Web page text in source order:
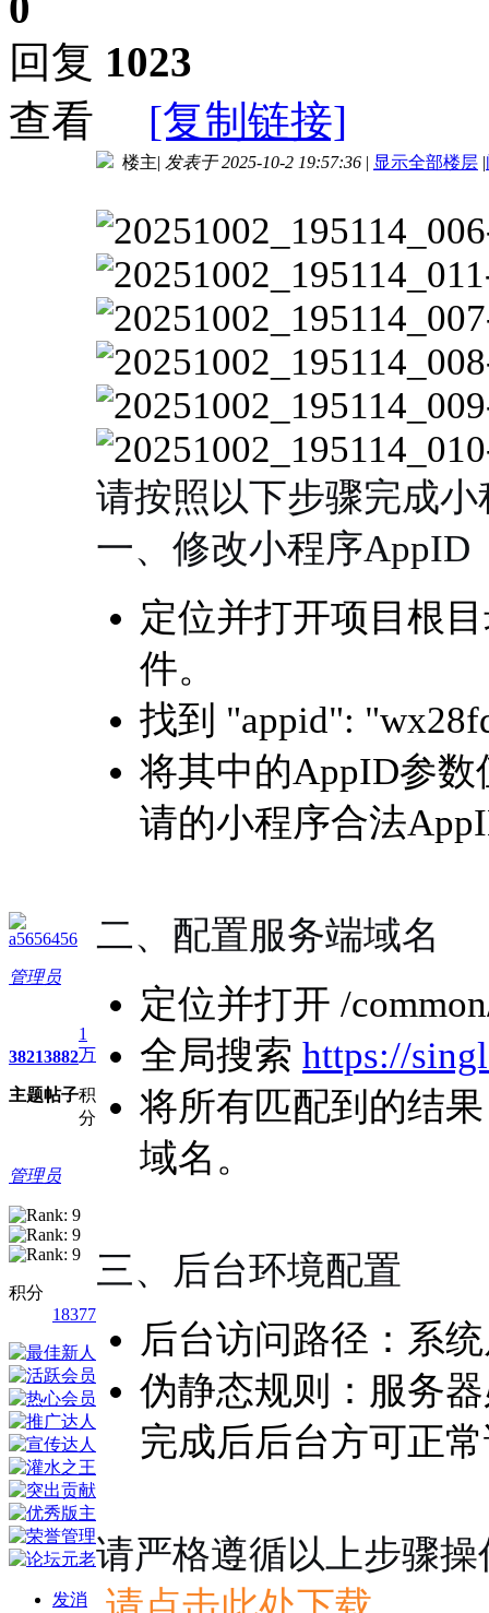
回复 1023
查看
[复制链接]
a5656456
管理员
3821
主题
3882
帖子
1
万
积
分
管理员
积分
18377
发消
楼主| 发表于 2025-10-2 19:57:36 | 显示全部楼层 |
请按照以下步骤完成
一、修改小程序AppID
定位并打开项目根
件。
找到 "appid":
将其中的AppID参
请的小程序合法
二、配置服务端域名
定位并打开 /
全局搜索 https://
将所有匹配到的结
域名。
三、后台环境配置
后台访问路径：系
伪静态规则：服务
完成后后台方可正
请严格遵循以上步骤